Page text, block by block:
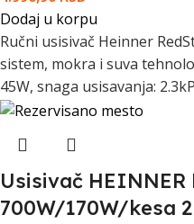
Dodaj u korpu
Ručni usisivač Heinner
sistem, mokra i suva
45W, snaga usisavanja:
Usisivač HEINNER
700W/170W/kesa